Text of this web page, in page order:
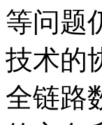
等问题
技术的
全链路